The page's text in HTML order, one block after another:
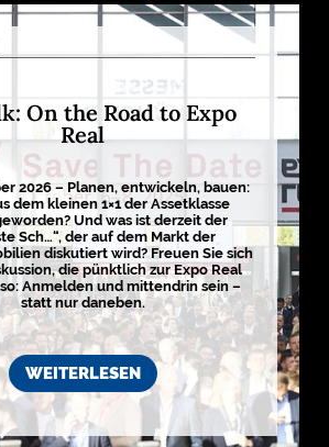
On the Road to Expo
Real
2026 – Planen, entwickeln, bauen:
dem kleinen 1×1 der Assetklasse
Und was ist derzeit der
Sch…“, der auf dem Markt der
diskutiert wird? Freuen Sie sich
die pünktlich zur Expo Real
Anmelden und mittendrin sein –
statt nur daneben.
WEITERLESEN